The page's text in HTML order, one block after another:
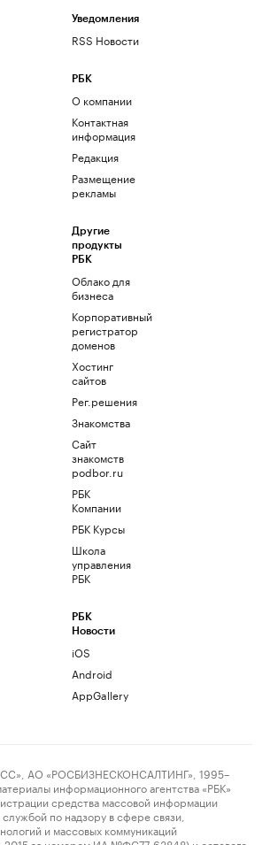
Уведомления
RSS Новости
РБК
О компании
Контактная
информация
Редакция
Размещение
рекламы
Другие
продукты
РБК
Облако для
бизнеса
Корпоративный
регистратор
доменов
Хостинг
сайтов
Рег.решения
Знакомства
Сайт
знакомств
podbor.ru
РБК
Компании
РБК Курсы
Школа
управления
РБК
РБК
Новости
iOS
Android
AppGallery
АО «РОСБИЗНЕСКОНСАЛТИНГ», 1995–
информационного агентства «РБК»
средства массовой информации
по надзору в сфере связи,
и массовых коммуникаций